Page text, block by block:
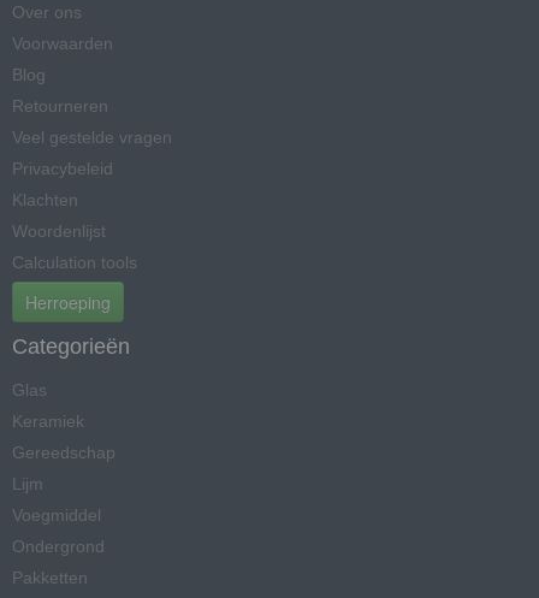
Over ons
Voorwaarden
Blog
Retourneren
Veel gestelde vragen
Privacybeleid
Klachten
Woordenlijst
Calculation tools
Herroeping
Categorieën
Glas
Keramiek
Gereedschap
Lijm
Voegmiddel
Ondergrond
Pakketten